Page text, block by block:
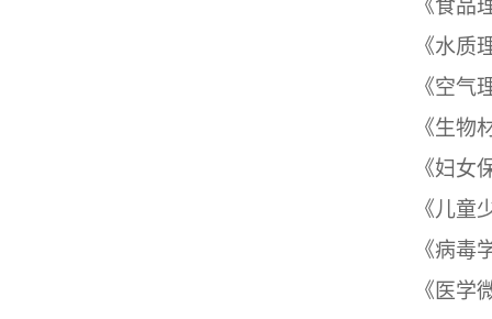
《食品
《水质
《空气
《生物
《妇女
《儿童
《病毒
《医学